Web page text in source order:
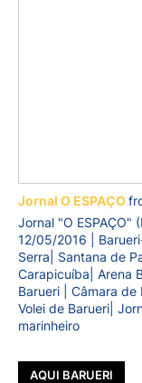
Jornal O ESPAÇO
Jornal "O ESPAÇO"
12/05/2016 |
Serra| Santana de
Carapicuíba| Arena
Barueri | Câmara
Volei de Barueri|
marinheiro
AQUI BARUERI